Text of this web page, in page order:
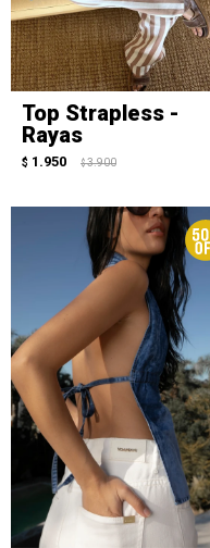
Top Strapless -
Rayas
$ 1.950 $ 3.900